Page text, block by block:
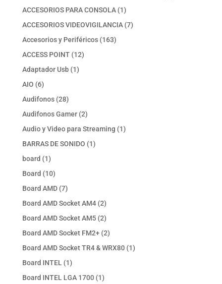
ACCESORIOS PARA CONSOLA 11
producto
ACCESORIOS VIDEOVIGILANCIA 77
Accesorios y Periféricos 163163
ACCESS POINT 1212
Adaptador Usb 11
AIO 66
productos
Audifonos 2828
productos
Audifonos Gamer 22
productos
Audio y Video para Streaming 11
BARRAS DE SONIDO 11
board 11
producto
Board 1010
productos
Board AMD 77
productos
Board AMD Socket AM4 22
productos
Board AMD Socket AM5 22
productos
Board AMD Socket FM2+ 22
productos
Board AMD Socket TR4 & WRX80 11
Board INTEL 11
producto
Board INTEL LGA 1700 11